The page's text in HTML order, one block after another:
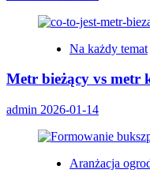
Na każdy temat
Metr bieżący vs
admin 2026-01-14
Aranżacja